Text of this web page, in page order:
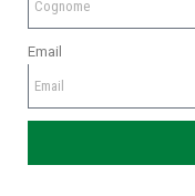
Email